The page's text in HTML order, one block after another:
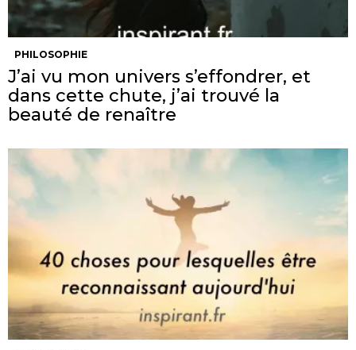
PHILOSOPHIE
J’ai vu mon univers s’effondrer, et
dans cette chute, j’ai trouvé la
beauté de renaître